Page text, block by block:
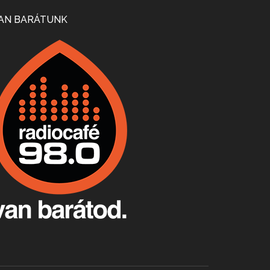
Apr 24, 2026 • 00:38:10
Villány, kékfrankos, Jackfall
Apr 17, 2026 • 00:35:38
Apr 9, 2026 • 00:37:17
BARÁTUNK